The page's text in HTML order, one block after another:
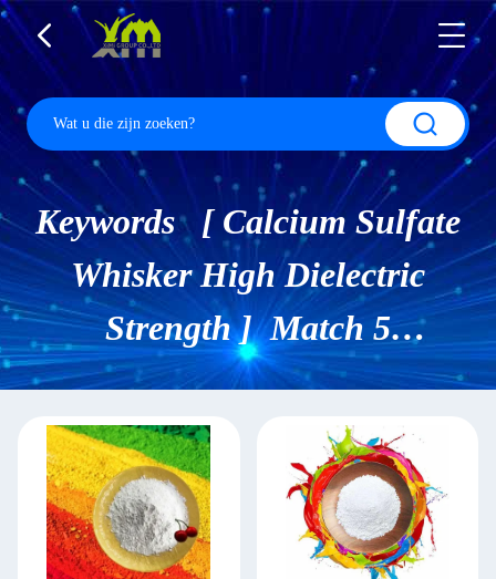
Keywords [ Calcium Sulfate
Whisker High Dielectric
Strength ] Match 5
Producten.